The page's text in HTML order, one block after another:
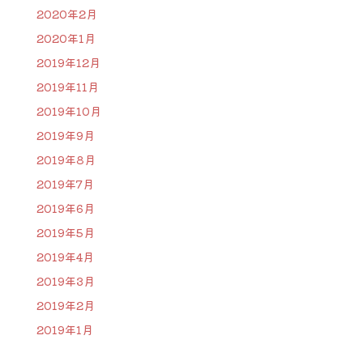
2020年2月
2020年1月
2019年12月
2019年11月
2019年10月
2019年9月
2019年8月
2019年7月
2019年6月
2019年5月
2019年4月
2019年3月
2019年2月
2019年1月